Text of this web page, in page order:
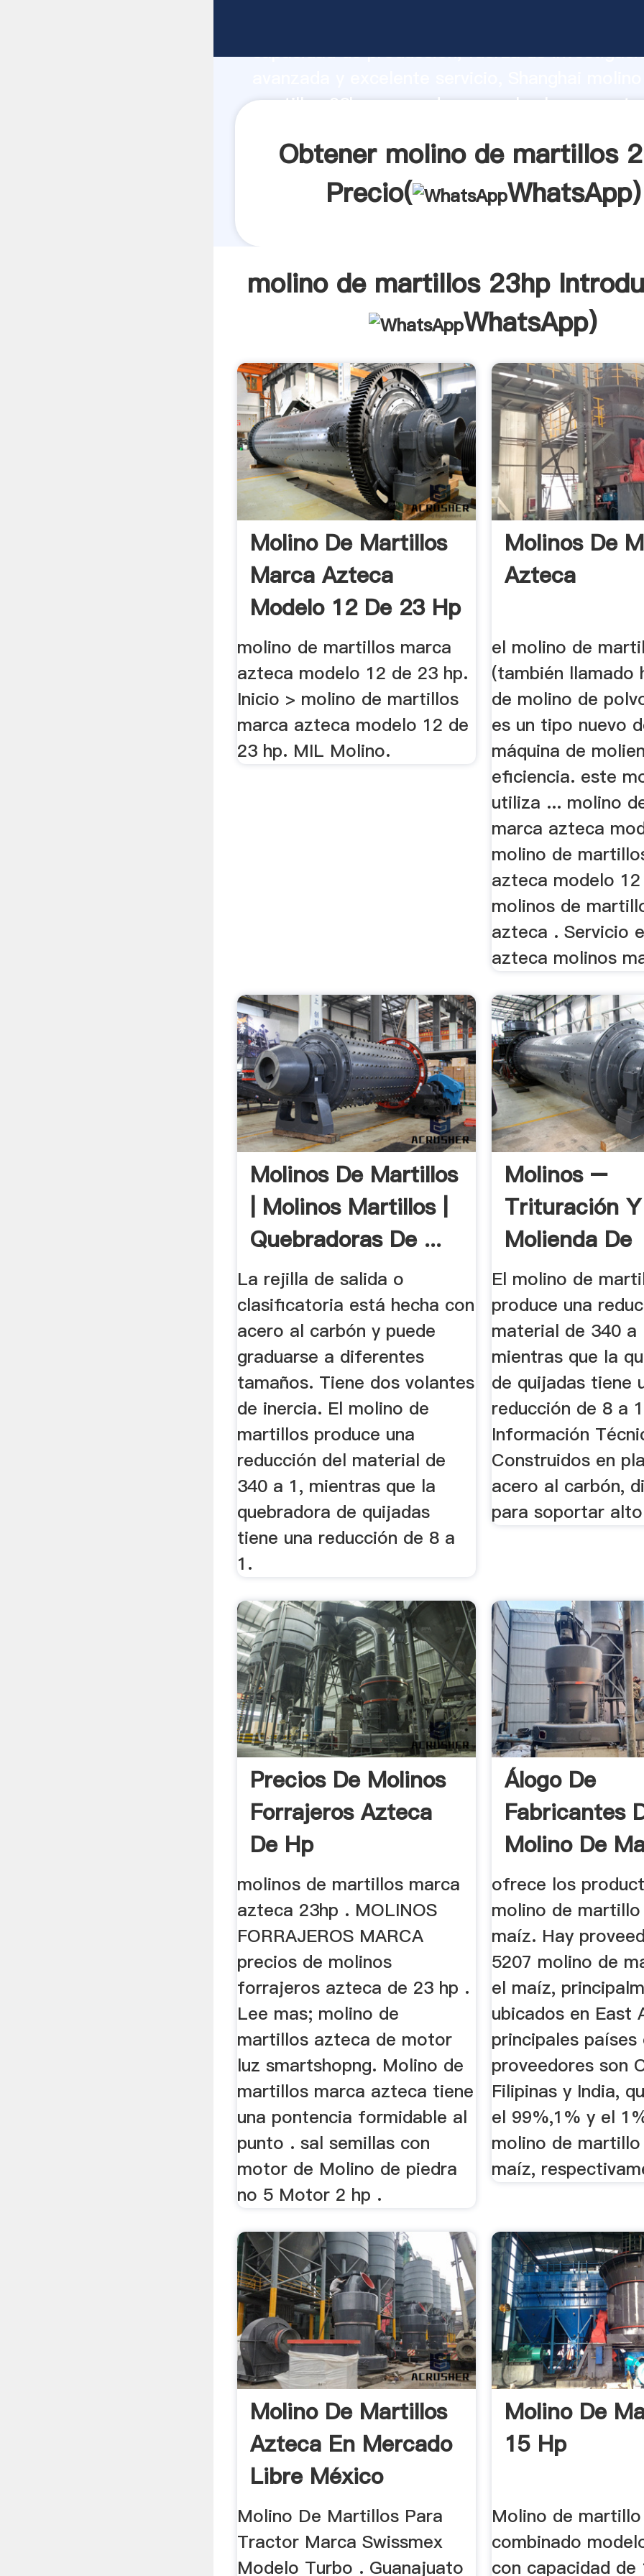
capacidad de producción, fuerza de
martillos 23hp proveedor crea el valor y
Obtener molino de martillos
Precio(
WhatsApp)
molino de martillos 23hp
WhatsApp)
Molino De Martillos
Marca Azteca
Modelo 12 De 23 Hp
molino de martillos marca
azteca modelo 12 de 23 hp.
Inicio > molino de martillos
marca azteca modelo 12 de
23 hp. MIL Molino.
Molinos De
Azteca
el molino de
(también llamado
de molino de
es un tipo nuevo
máquina de
eficiencia. este
utiliza ... molino
marca azteca
molino de
azteca modelo
molinos de
azteca . Servicio
azteca molinos
Molinos De Martillos
| Molinos Martillos |
Quebradoras De ...
La rejilla de salida o
clasificatoria está hecha con
acero al carbón y puede
graduarse a diferentes
tamaños. Tiene dos volantes
de inercia. El molino de
martillos produce una
reducción del material de
340 a 1, mientras que la
quebradora de quijadas
tiene una reducción de 8 a
1.
Molinos –
Trituración Y
Molienda De
El molino de
produce una
material de 340 a
mientras que la
de quijadas tiene
reducción de 8 a
Información
Construidos en
acero al carbón,
para soportar
Precios De Molinos
Forrajeros Azteca
De Hp
molinos de martillos marca
azteca 23hp . MOLINOS
FORRAJEROS MARCA
precios de molinos
forrajeros azteca de 23 hp .
Lee mas; molino de
martillos azteca de motor
luz smartshopng. Molino de
martillos marca azteca tiene
una pontencia formidable al
punto . sal semillas con
motor de Molino de piedra
no 5 Motor 2 hp .
Álogo De
Fabricantes
Molino De
Para El Maíz
ofrece los
molino de
maíz. Hay
5207 molino de
el maíz,
ubicados en East
principales
proveedores son
Filipinas y India,
el 99%,1% y el
molino de
maíz,
Molino De Martillos
Azteca En Mercado
Libre México
Molino De Martillos Para
Tractor Marca Swissmex
Modelo Turbo . Guanajuato
Molino De
15 Hp
Molino de martillo
combinado
con capacidad de